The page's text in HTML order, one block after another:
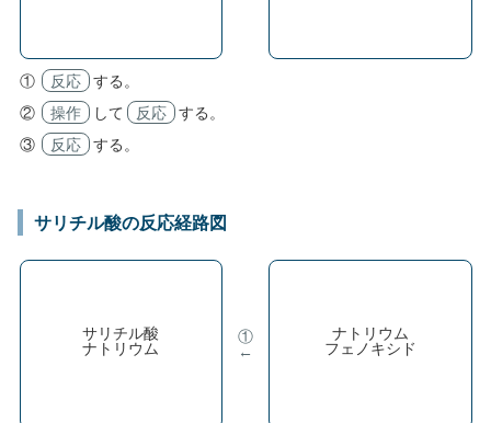
① 反応
する。
②
操作 して 反応
する。
③
反応 する。
サリチル酸の反応経路図
サリチル酸
ナトリウム
①
←
ナトリウム
フェノキシド